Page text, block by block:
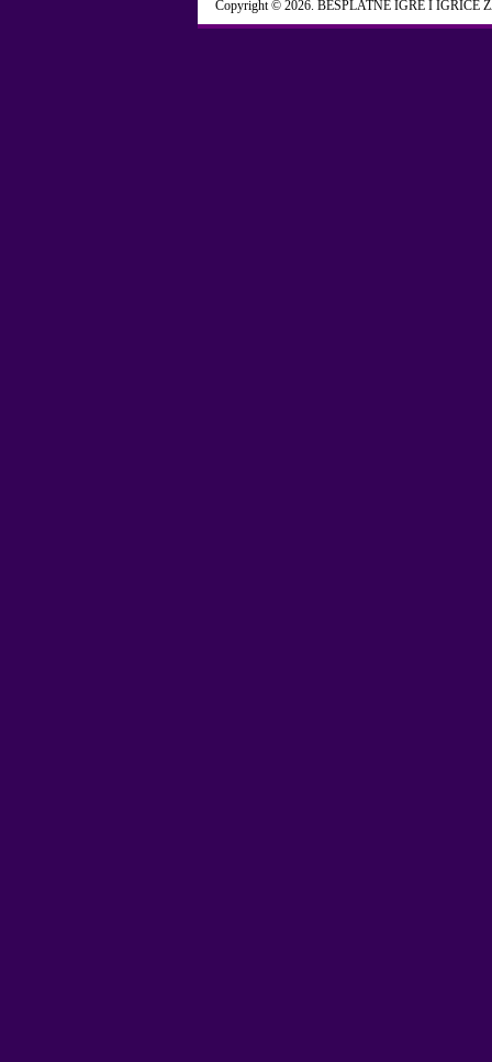
Copyright © 2026. BESPLATNE IGRE I IGRICE